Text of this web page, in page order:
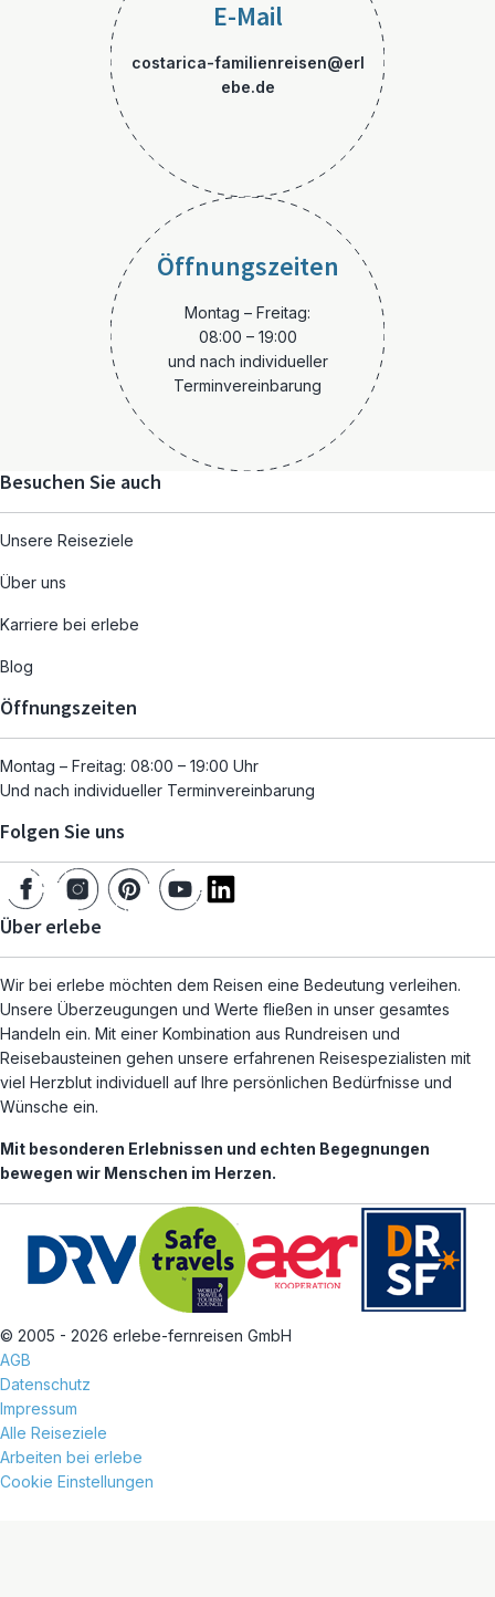
E-Mail
costarica-familienreisen@erl
ebe.de
Öffnungszeiten
Montag – Freitag:
08:00 – 19:00
und nach individueller
Terminvereinbarung
Besuchen Sie auch
Unsere Reiseziele
Über uns
Karriere bei erlebe
Blog
Öffnungszeiten
Montag – Freitag: 08:00 – 19:00 Uhr
Und nach individueller Terminvereinbarung
Folgen Sie uns
Über erlebe
Wir bei erlebe möchten dem Reisen eine Bedeutung verleihen.
Unsere Überzeugungen und Werte fließen in unser gesamtes
Handeln ein. Mit einer Kombination aus Rundreisen und
Reisebausteinen gehen unsere erfahrenen Reisespezialisten mit
viel Herzblut individuell auf Ihre persönlichen Bedürfnisse und
Wünsche ein.
Mit besonderen Erlebnissen und echten Begegnungen
bewegen wir Menschen im Herzen.
© 2005 - 2026 erlebe-fernreisen GmbH
AGB
Datenschutz
Impressum
Alle Reiseziele
Arbeiten bei erlebe
Cookie Einstellungen